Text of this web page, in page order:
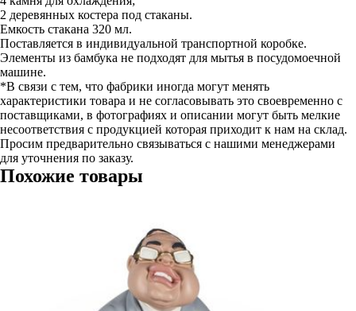
2 деревянных костера под стаканы.
Емкость стакана 320 мл.
Поставляется в индивидуальной транспортной коробке.
Элементы из бамбука не подходят для мытья в посудомоечной
машине.
*В связи с тем, что фабрики иногда могут менять
характеристики товара и не согласовывать это своевременно с
поставщиками, в фотографиях и описании могут быть мелкие
несоответствия с продукцией которая приходит к нам на склад.
Просим предварительно связываться с нашими менеджерами
для уточнения по заказу.
Похожие товары